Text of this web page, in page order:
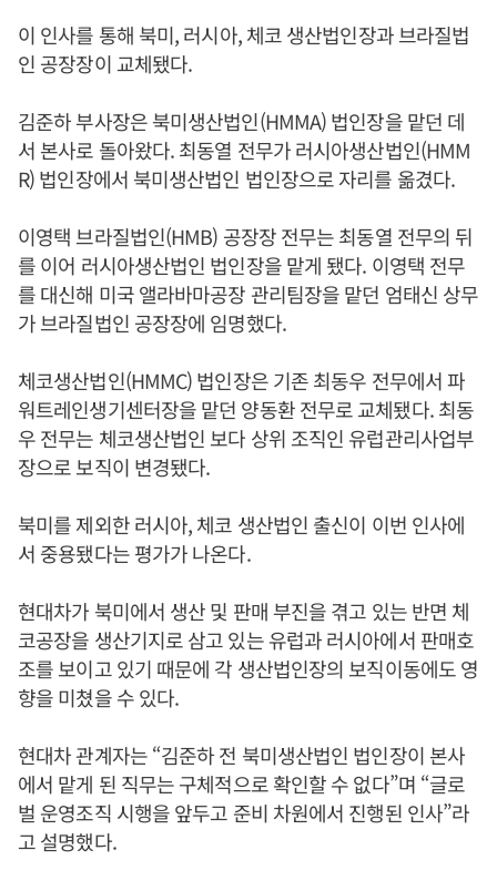
이 인사를 통해 북미, 러시아, 체코 생산법인장과 브라질법
인 공장장이 교체됐다.
김준하 부사장은 북미생산법인(HMMA) 법인장을 맡던 데
서 본사로 돌아왔다. 최동열 전무가 러시아생산법인(HMM
R) 법인장에서 북미생산법인 법인장으로 자리를 옮겼다.
이영택 브라질법인(HMB) 공장장 전무는 최동열 전무의 뒤
를 이어 러시아생산법인 법인장을 맡게 됐다. 이영택 전무
를 대신해 미국 앨라바마공장 관리팀장을 맡던 엄태신 상무
가 브라질법인 공장장에 임명했다.
체코생산법인(HMMC) 법인장은 기존 최동우 전무에서 파
워트레인생기센터장을 맡던 양동환 전무로 교체됐다. 최동
우 전무는 체코생산법인 보다 상위 조직인 유럽관리사업부
장으로 보직이 변경됐다.
북미를 제외한 러시아, 체코 생산법인 출신이 이번 인사에
서 중용됐다는 평가가 나온다.
현대차가 북미에서 생산 및 판매 부진을 겪고 있는 반면 체
코공장을 생산기지로 삼고 있는 유럽과 러시아에서 판매호
조를 보이고 있기 때문에 각 생산법인장의 보직이동에도 영
향을 미쳤을 수 있다.
현대차 관계자는 “김준하 전 북미생산법인 법인장이 본사
에서 맡게 된 직무는 구체적으로 확인할 수 없다”며 “글로
벌 운영조직 시행을 앞두고 준비 차원에서 진행된 인사”라
고 설명했다.